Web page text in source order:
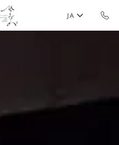
JA